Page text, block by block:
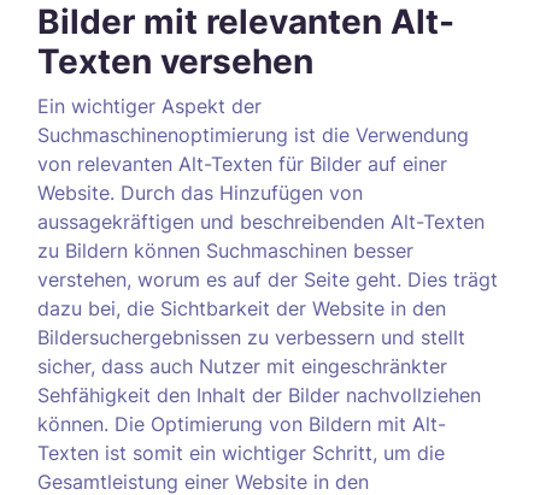
Bilder mit relevanten Alt-
Texten versehen
Ein wichtiger Aspekt der
Suchmaschinenoptimierung ist die Verwendung
von relevanten Alt-Texten für Bilder auf einer
Website. Durch das Hinzufügen von
aussagekräftigen und beschreibenden Alt-Texten
zu Bildern können Suchmaschinen besser
verstehen, worum es auf der Seite geht. Dies trägt
dazu bei, die Sichtbarkeit der Website in den
Bildersuchergebnissen zu verbessern und stellt
sicher, dass auch Nutzer mit eingeschränkter
Sehfähigkeit den Inhalt der Bilder nachvollziehen
können. Die Optimierung von Bildern mit Alt-
Texten ist somit ein wichtiger Schritt, um die
Gesamtleistung einer Website in den